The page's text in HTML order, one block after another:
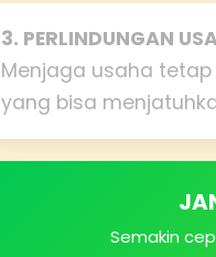
3. PERLINDUNGAN
Menjaga usaha
yang bisa
Semakin